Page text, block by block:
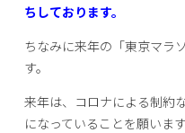
ちしております。
ちなみに来年の「東京マラ
す。
来年は、コロナによる制約
になっていることを願います